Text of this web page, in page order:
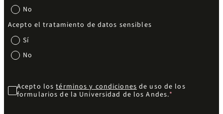
No
Acepto el tratamiento de datos sensibles
Sí
No
Acepto lostérminos y condiciones de uso de los
formularios de la Universidad de los Andes.